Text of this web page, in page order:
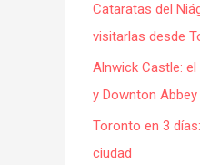
p
o
r
:
Cataratas del
visitarlas desde
Alnwick Castle:
y Downton
Toronto en 3
ciudad